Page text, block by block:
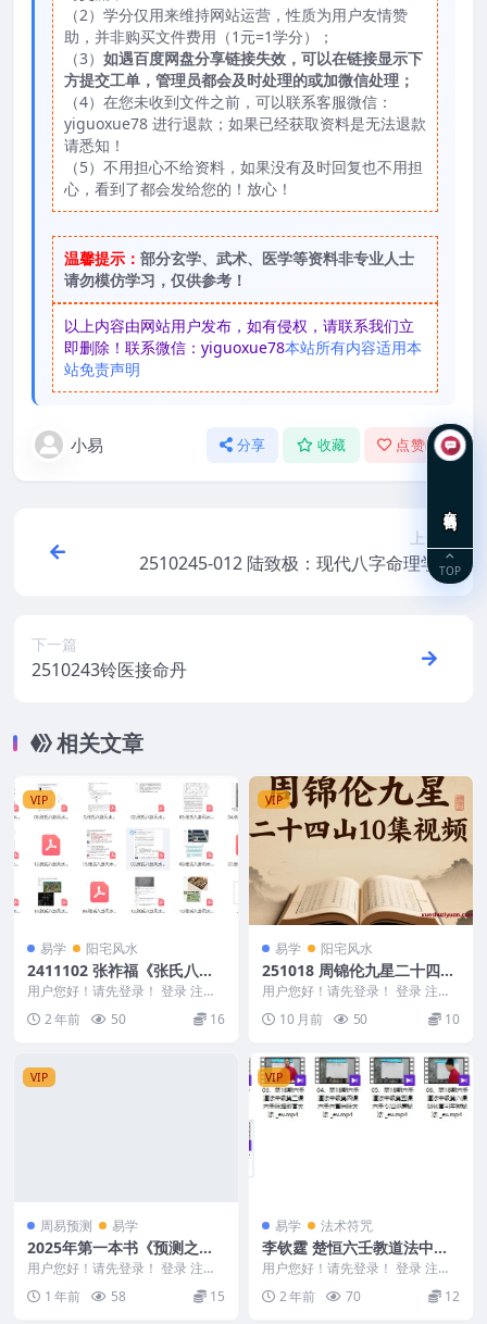
（2）学分仅用来维持网站运营，性质为用户友情赞
助，并非购买文件费用（1元=1学分）；
（3） 如遇百度网盘分享链接失效，可以在链接显示下
方提交工单，管理员都会及时处理的或加微信处理；
（4）在您未收到文件之前，可以联系客服微信：
yiguoxue78 进行退款；如果已经获取资料是无法退款
请悉知！
（5）不用担心不给资料，如果没有及时回复也不用担
心，看到了都会发给您的！放心！
温馨提示： 部分玄学、武术、医学等资料非专业人士
请勿模仿学习，仅供参考！
以上内容由网站用户发布，如有侵权，请联系我们立
即删除！联系微信：yiguoxue78本站所有内容适用本
站免责声明
小易 分享 收藏 点赞( 0 )
上一篇
2510245-012 陆致极：现代八字命理学纲
要.pdf
下一篇
2510243铃医接命丹
相关文章
VIP
易学 阳宅风水
2411102 张祚福《张氏八卦
风水》（网络案例教学布局、
化解、调理风水）文档17本
用户您好！请先登录！ 登录 注册
张祚福《张氏八卦风水》（网络案
例教学布局、化解...
2 年前 50 16
VIP
易学 阳宅风水
251018 周锦伦九星二十四山
10集视频Y
用户您好！请先登录！ 登录 注册
周锦伦九星二十四山10集视频Y 25
1018 ...
10 月前 50 10
VIP
周易预测 易学
2025年第一本书《预测之
书》PDF文档608页，助你预
测未来！Y
用户您好！请先登录！ 登录 注册
2025年第一本书《预测之书》PDF
文档608...
1 年前 58 15
VIP
易学 法术符咒
李钦霆 楚恒六壬教道法中级1
0集 李钦霆
用户您好！请先登录！ 登录 注册
2411441-2 中级10集 01、第18
期...2 年前 70 12
TOP